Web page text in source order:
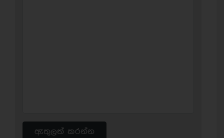
ඇතුලත් කරන්න